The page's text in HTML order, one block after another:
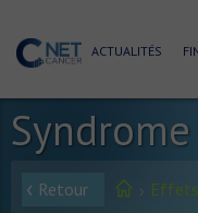
ACTUALITÉS
Retour